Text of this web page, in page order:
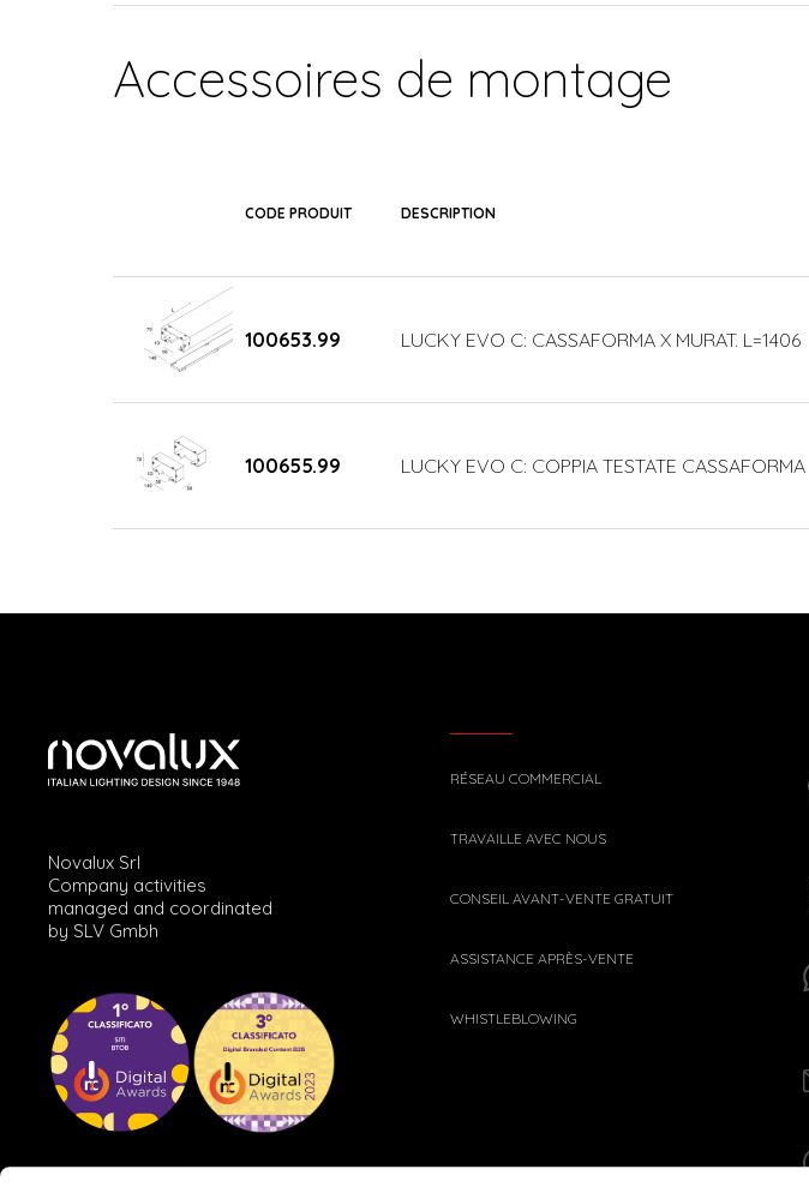
Accessoires de montage
CODE PRODUIT DESCRIPTION
100653.99 LUCKY EVO C: CASSAFORMA X MURAT. L=1406
100655.99 LUCKY EVO C: COPPIA TESTATE CASSAFORMA
Novalux Srl
Company activities
managed and coordinated
by SLV Gmbh
RÉSEAU COMMERCIAL
TRAVAILLE AVEC NOUS
CONSEIL AVANT-VENTE GRATUIT
ASSISTANCE APRÈS-VENTE
WHISTLEBLOWING